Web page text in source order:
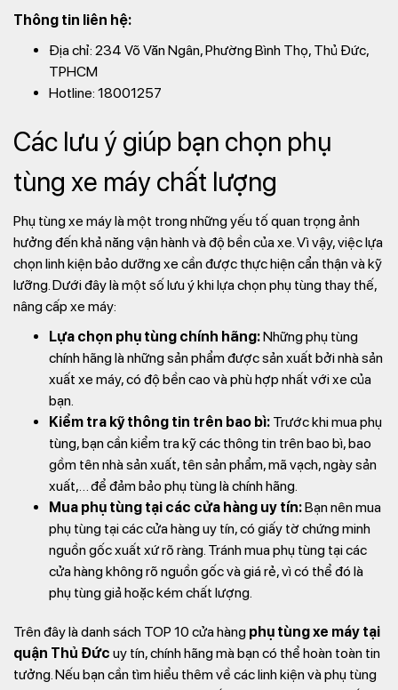
Thông tin liên hệ:
Địa chỉ: 234 Võ Văn Ngân, Phường Bình Thọ, Thủ Đức,
TPHCM
Hotline: 18001257
Các lưu ý giúp bạn chọn phụ
tùng xe máy chất lượng
Phụ tùng xe máy là một trong những yếu tố quan trọng ảnh
hưởng đến khả năng vận hành và độ bền của xe. Vì vậy, việc lựa
chọn linh kiện bảo dưỡng xe cần được thực hiện cẩn thận và kỹ
lưỡng. Dưới đây là một số lưu ý khi lựa chọn phụ tùng thay thế,
nâng cấp xe máy:
Lựa chọn phụ tùng chính hãng:Những phụ tùng
chính hãng là những sản phẩm được sản xuất bởi nhà sản
xuất xe máy, có độ bền cao và phù hợp nhất với xe của
bạn.
Kiểm tra kỹ thông tin trên bao bì: Trước khi mua phụ
tùng, bạn cần kiểm tra kỹ các thông tin trên bao bì, bao
gồm tên nhà sản xuất, tên sản phẩm, mã vạch, ngày sản
xuất,… để đảm bảo phụ tùng là chính hãng.
Mua phụ tùng tại các cửa hàng uy tín:Bạn nên mua
phụ tùng tại các cửa hàng uy tín, có giấy tờ chứng minh
nguồn gốc xuất xứ rõ ràng. Tránh mua phụ tùng tại các
cửa hàng không rõ nguồn gốc và giá rẻ, vì có thể đó là
phụ tùng giả hoặc kém chất lượng.
Trên đây là danh sách TOP 10 cửa hàng phụ tùng xe máy tại
quận Thủ Đức uy tín, chính hãng mà bạn có thể hoàn toàn tin
tưởng. Nếu bạn cần tìm hiểu thêm về các linh kiện và phụ tùng